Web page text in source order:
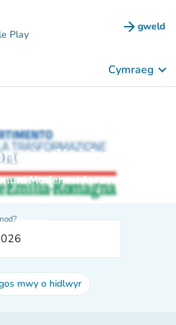
Play arrow_forward gweld
(tab
Cymraeg keyboard_arrow_down
individuale
Modenesi Area nord
mwy o hidlwyr